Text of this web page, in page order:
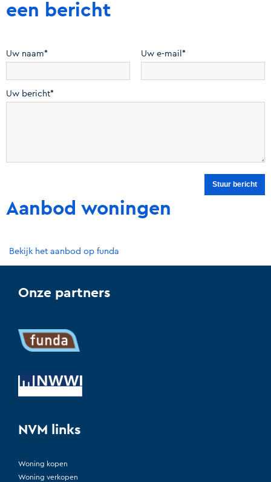
een bericht
Uw naam* Uw e-mail*
Uw bericht*
Aanbod woningen
Bekijk het aanbod op funda
Onze partners
NVM links
Woning kopen
Woning verkopen